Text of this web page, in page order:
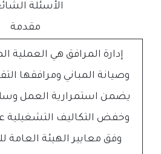
الأسئلة
مقدمة
إدارة المرافق هي العملية
وصيانة المباني ومرافقها
يضمن استمرارية العمل
وخفض التكاليف التشغيلية
وفق معايير الهيئة العامة